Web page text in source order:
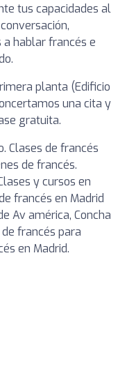
tus capacidades al
a hablar francés e
planta (Edificio
una cita y
gratuita.
Clases de francés
de francés.
y cursos en
francés en Madrid
Av américa, Concha
de francés para
en Madrid.